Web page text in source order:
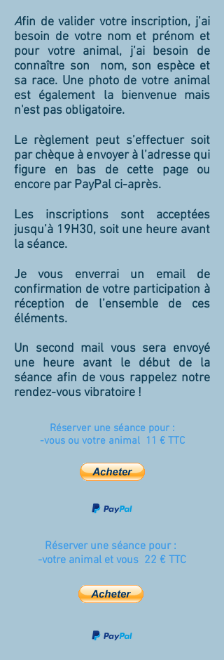
Afin de valider votre inscription, j’ai
besoin de votre nom et prénom et
pour votre animal, j’ai besoin de
connaître son nom, son espèce et
sa race. Une photo de votre animal
est également la bienvenue mais
n'est pas obligatoire.
Le règlement peut s’effectuer soit
par chèque à envoyer à l’adresse qui
figure en bas de cette page ou
encore par PayPal ci-après.
Les inscriptions sont acceptées
jusqu’à 19H30, soit une heure avant
la séance.
Je vous enverrai un email de
confirmation de votre participation à
réception de l’ensemble de ces
éléments.
Un second mail vous sera envoyé
une heure avant le début de la
séance afin de vous rappelez notre
rendez-vous vibratoire !
Réserver une séance pour :
-vous ou votre animal 11 € TTC
Réserver une séance pour :
-votre animal et vous 22 € TTC